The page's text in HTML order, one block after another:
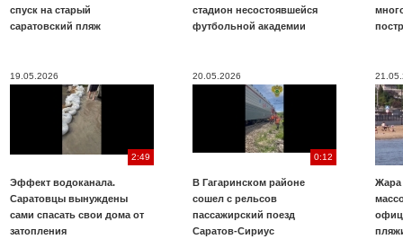
спуск на старый
саратовский пляж
стадион несостоявшейся
футбольной академии
19.05.2026
2:49
Эффект водоканала.
Саратовцы вынуждены
сами спасать свои дома от
затопления
20.05.2026
0:12
В Гагаринском районе
сошел с рельсов
пассажирский поезд
Саратов-Сириус
Жара